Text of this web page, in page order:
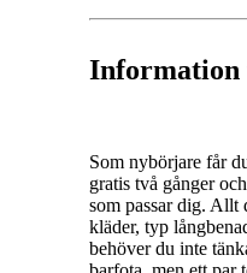
Som nybörjare får
gratis två gånger
som passar dig. Allt
kläder, typ
behöver du inte